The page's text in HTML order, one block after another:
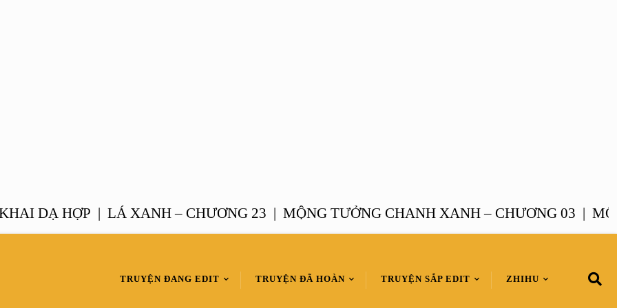
DẠ HỢP |LÁ XANH – CHƯƠNG 23 | MỘNG TƯỞNG CHANH XANH – CHƯƠNG 03 | MỘNG
TRUYỆN ĐANG EDIT TRUYỆN ĐÃ HOÀN TRUYỆN SẮP EDIT ZHIHU